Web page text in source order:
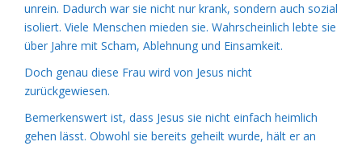
unrein. Dadurch war sie nicht nur krank, sondern auch sozial
isoliert. Viele Menschen mieden sie. Wahrscheinlich lebte sie
über Jahre mit Scham, Ablehnung und Einsamkeit.
Doch genau diese Frau wird von Jesus nicht
zurückgewiesen.
Bemerkenswert ist, dass Jesus sie nicht einfach heimlich
gehen lässt. Obwohl sie bereits geheilt wurde, hält er an